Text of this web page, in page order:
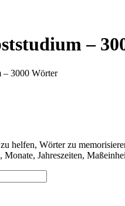
–
– 3000 Wörter
helfen, Wörter zu
Jahreszeiten,